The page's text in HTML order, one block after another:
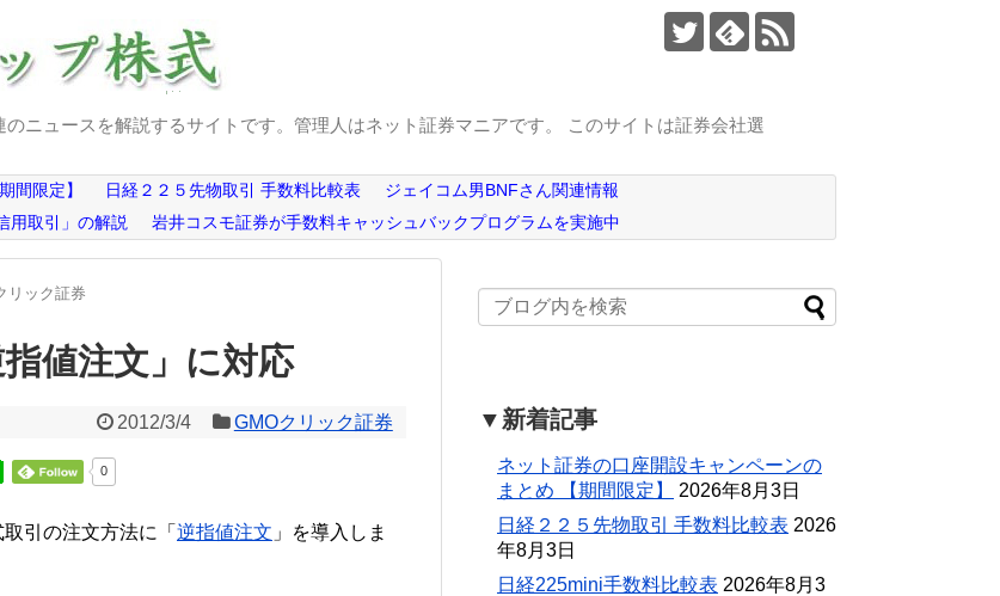
ニュースを解説するサイトです。管理人はネット証券マニアです。 このサイトは証券会社選
間限定】 日経２２５先物取引 手数料比較表
ジェイコム男BNFさん関連情報
用取引」の解説 岩井コスモ証券が手数料キャッシュバックプログラムを実施中
リック証券
値注文」に対応
2012/3/4 GMOクリック証券
0
引の注文方法に「 逆指値注文 」を導入しま
▼新着記事
ネット証券の口座開設キャンペーンの
まとめ 【期間限定】
2026年8月3日
日経２２５先物取引 手数料比較表 2026
年8月3日
日経225mini手数料比較表 2026年8月3